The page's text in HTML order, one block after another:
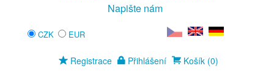
Napište nám
CZK EUR
Registrace Přihlášení Košík (0)